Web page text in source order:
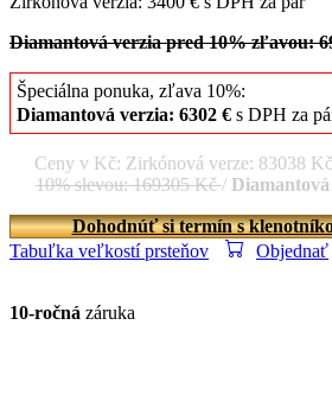
Diamantová verzia pred 10% zľavou:
Špeciálna ponuka, zľava 10%:
Diamantová verzia: 6302 € s DPH za
Ceny v Kč: Zirkónová verze: 83038
10% slevou: 169305 Kč/
Dohodnúť si termín s
Tabuľka veľkostí prsteňov
Objednať
10-ročná záruka